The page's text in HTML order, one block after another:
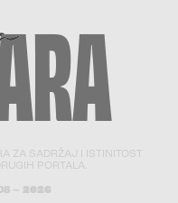
ZA SADRŽAJ I ISTINITOST
PORTALA.
– 2026